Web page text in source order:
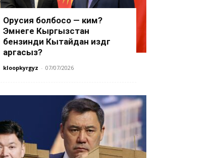
Орусия болбосо — ким?
Эмнеге Кыргызстан
бензинди Кытайдан издөөгө
аргасыз?
kloopkyrgyz - 07/07/2026